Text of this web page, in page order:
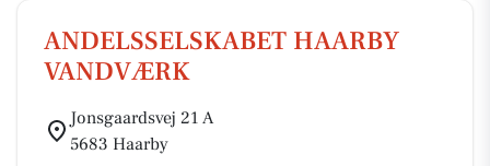
ANDELSSELSKABET HAARBY
VANDVÆRK
Jonsgaardsvej 21 A
5683 Haarby